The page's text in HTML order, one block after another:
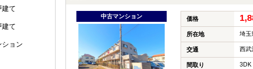
中古マンション 価格
所在地 埼玉
交通 西
間取り 3DK
建て
建て
ション